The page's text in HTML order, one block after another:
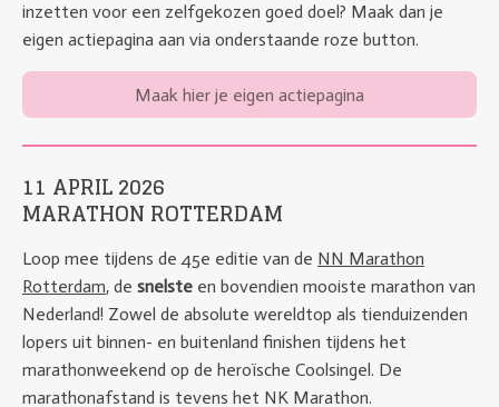
inzetten voor een zelfgekozen goed doel? Maak dan je
eigen actiepagina aan via onderstaande roze button.
Maak hier je eigen actiepagina
11 APRIL 2026
MARATHON ROTTERDAM
Loop mee tijdens de 45e editie van de NN Marathon
Rotterdam, de snelste en bovendien mooiste marathon van
Nederland! Zowel de absolute wereldtop als tienduizenden
lopers uit binnen- en buitenland finishen tijdens het
marathonweekend op de heroïsche Coolsingel. De
marathonafstand is tevens het NK Marathon.